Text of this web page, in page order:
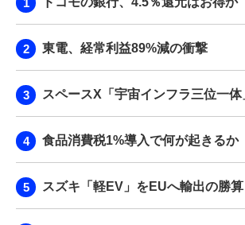
BPaaS JOURNAL
東電、経常利益89%減の衝撃
スペースX「宇宙インフラ三位一体
食品消費税1%導入で何が起きるか
スズキ「軽EV」をEUへ輸出の勝算